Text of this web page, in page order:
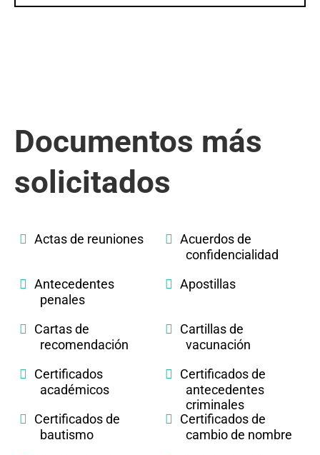
Documentos más
solicitados
Actas de reuniones
Acuerdos de
confidencialidad
Antecedentes
penales
Apostillas
Cartas de
recomendación
Cartillas de
vacunación
Certificados
académicos
Certificados de
antecedentes
criminales
Certificados de
bautismo
Certificados de
cambio de nombre